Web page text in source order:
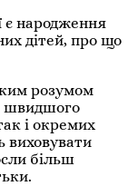
є народження
дітей, про що
розумом
швидшого
і окремих
виховувати
більш